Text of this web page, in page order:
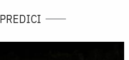
PREDICI